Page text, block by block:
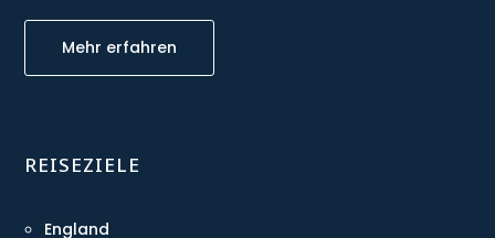
Mehr erfahren
REISEZIELE
England